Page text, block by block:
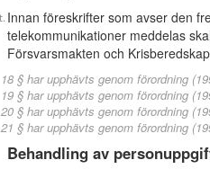
Innan föreskrifter som avser den
telekommunikationer meddelas
Försvarsmakten och
18 § har upphävts genom förordning
19 § har upphävts genom förordning
20 § har upphävts genom förordning
21 § har upphävts genom förordning
Behandling av